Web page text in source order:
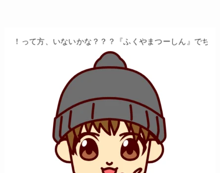
いかな？？？『ふくやまつーしん』でちょっとしたバイト